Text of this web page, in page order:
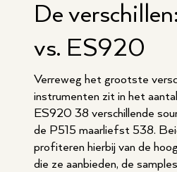
De
vs. ES920
Verreweg het grootste
instrumenten zit in het aantal
ES920 38 verschillende
de P515 maarliefst 538.
profiteren hierbij van de
die ze aanbieden, de